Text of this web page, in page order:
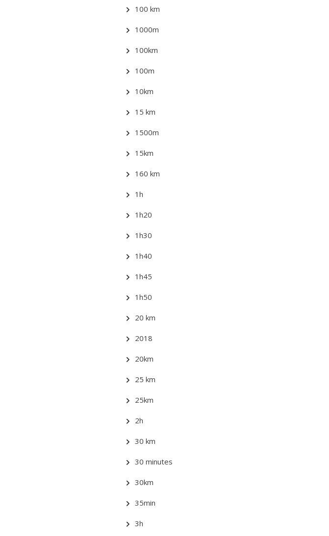
100 km
1000m
100km
100m
10km
15 km
1500m
15km
160 km
1h
1h20
1h30
1h40
1h45
1h50
20 km
2018
20km
25 km
25km
2h
30 km
30 minutes
30km
35min
3h